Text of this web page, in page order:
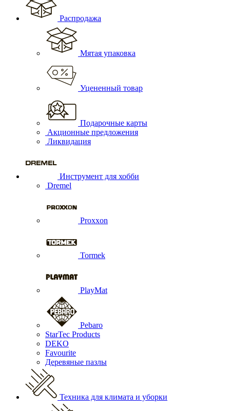
Распродажа
Мятая упаковка
Уцененный товар
Подарочные карты
Акционные предложения
Ликвидация
Инструмент для хобби
Dremel
Proxxon
Tormek
PlayMat
Pebaro
StarTec Products
DEKO
Favourite
Деревяные пазлы
Техника для климата и уборки